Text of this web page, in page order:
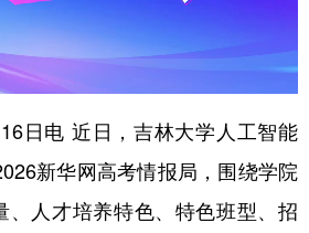
振兴
游
乐 时尚 悦读
路 亚太网 上市公司
日电 近日，吉林大学人工智能
新华网高考情报局，围绕学院
、人才培养特色、特色班型、招